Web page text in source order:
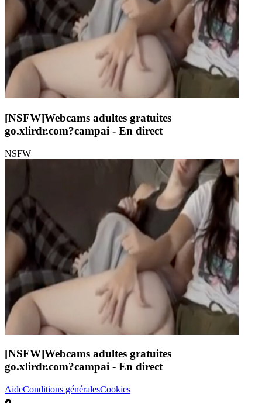
[NSFW]Webcams adultes gratuites
go.xlirdr.com?campai - En direct
NSFW
[NSFW]Webcams adultes gratuites
go.xlirdr.com?campai - En direct
AideConditions généralesCookies